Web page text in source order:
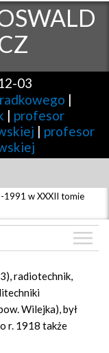
03
|
| profesor
| profesor
1991 w XXXII tomie
radiotechnik,
Wilejka), był
r. 1918 także